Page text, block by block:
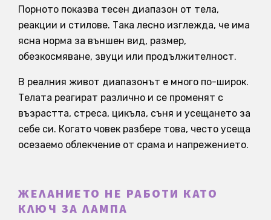
Порното показва тесен диапазон от тела,
реакции и стилове. Така лесно изглежда, че има
ясна норма за външен вид, размер,
обезкосмяване, звуци или продължителност.
В реалния живот диапазонът е много по-широк.
Телата реагират различно и се променят с
възрастта, стреса, цикъла, съня и усещането за
себе си. Когато човек разбере това, често усеща
осезаемо облекчение от срама и напрежението.
ЖЕЛАНИЕТО НЕ РАБОТИ КАТО
КЛЮЧ ЗА ЛАМПА